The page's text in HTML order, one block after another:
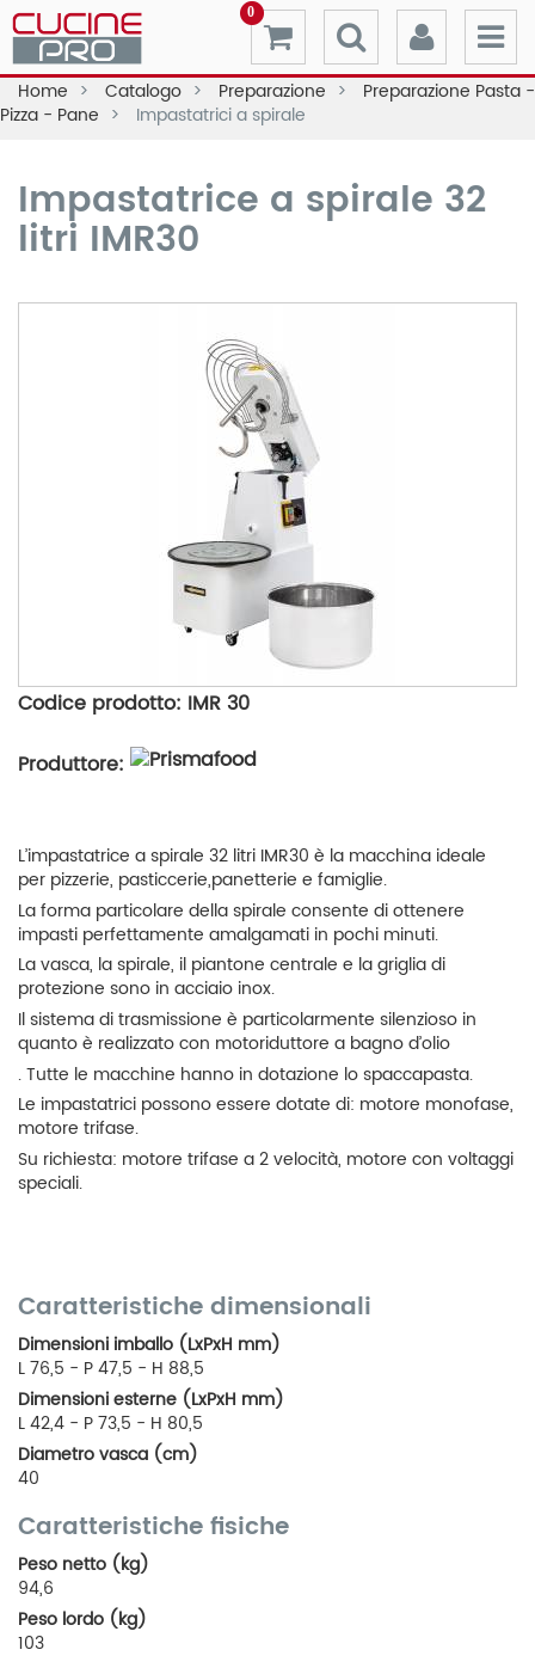
0
Home Catalogo Preparazione
Preparazione Pasta -
Pizza - Pane
Impastatrici a spirale
Impastatrice a spirale 32
litri IMR30
Codice prodotto: IMR 30
Produttore:
L’impastatrice a spirale 32 litri IMR30 è la macchina ideale
per pizzerie, pasticcerie,panetterie e famiglie.
La forma particolare della spirale consente di ottenere
impasti perfettamente amalgamati in pochi minuti.
La vasca, la spirale, il piantone centrale e la griglia di
protezione sono in acciaio inox.
Il sistema di trasmissione è particolarmente silenzioso in
quanto è realizzato con motoriduttore a bagno d’olio
. Tutte le macchine hanno in dotazione lo spaccapasta.
Le impastatrici possono essere dotate di: motore monofase,
motore trifase.
Su richiesta: motore trifase a 2 velocità, motore con voltaggi
speciali.
Caratteristiche dimensionali
Dimensioni imballo (LxPxH mm)
L 76,5 - P 47,5 - H 88,5
Dimensioni esterne (LxPxH mm)
L 42,4 - P 73,5 - H 80,5
Diametro vasca (cm)
40
Caratteristiche fisiche
Peso netto (kg)
94,6
Peso lordo (kg)
103